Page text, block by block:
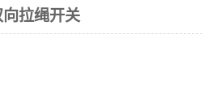
拉绳开关
速度检测器